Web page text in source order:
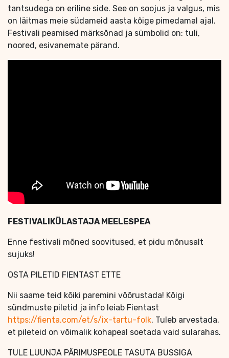
tantsudega on eriline side. See on soojus ja valgus, mis
on läitmas meie südameid aasta kõige pimedamal ajal.
Festivali peamised märksõnad ja sümbolid on: tuli,
noored, esivanemate pärand.
FESTIVALIKÜLASTAJA MEELESPEA
Enne festivali mõned soovitused, et pidu mõnusalt
sujuks!
OSTA PILETID FIENTAST ETTE
Nii saame teid kõiki paremini võõrustada! Kõigi
sündmuste piletid ja info leiab Fientast
https://fienta.com/et/s/ix-tartu-folk. Tuleb arvestada,
et pileteid on võimalik kohapeal soetada vaid sularahas.
TULE LUUNJA PÄRIMUSPEOLE TASUTA BUSSIGA